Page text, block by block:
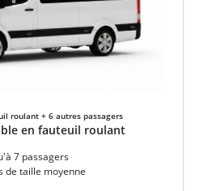
roulant + 6 autres passagers
en fauteuil roulant
7 passagers
de taille moyenne